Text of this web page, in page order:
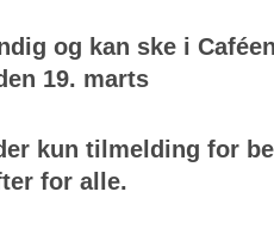
og kan ske i
19. marts
kun tilmelding for
for alle.